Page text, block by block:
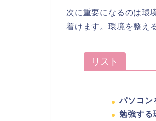
次に重要になるのは環
着けます。環境を整え
リスト
パソコン
勉強する